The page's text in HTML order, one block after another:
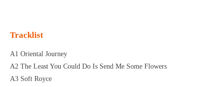
Tracklist
A1 Oriental Journey
A2 The Least You Could Do Is Send Me Some Flowers
A3 Soft Royce